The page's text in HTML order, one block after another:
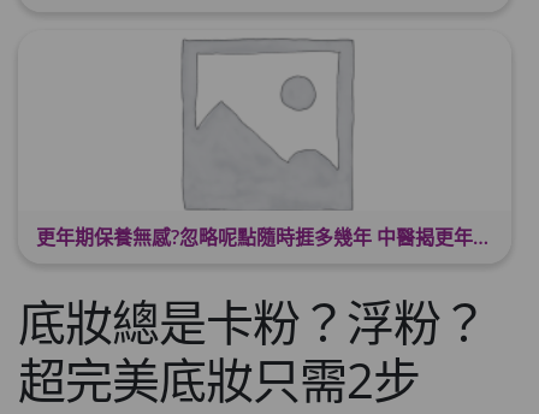
更年期保養無感?忽略呢點隨時捱多幾年 中醫揭更年保養關鍵 輕鬆舒適渡過更年期
底妝總是卡粉？浮粉？
超完美底妝只需2步